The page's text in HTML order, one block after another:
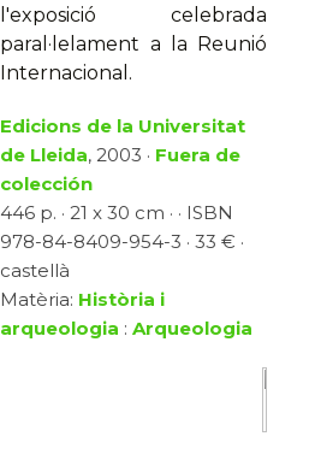
l'exposició celebrada
paral·lelament a la Reunió
Internacional.
Edicions de la Universitat
de Lleida, 2003 · Fuera de
colección
446 p. · 21 x 30 cm · · ISBN
978-84-8409-954-3 · 33 € ·
castellà
Matèria: Història i
arqueologia :Arqueologia